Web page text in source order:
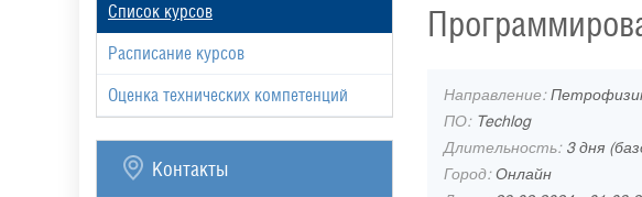
Список курсов
Расписание курсов
Оценка технических компетенций
Контакты
Направление:
ПО:Techlog
Длительность:3 дня
Город:Онлайн